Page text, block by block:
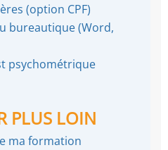
(option CPF)
bureautique (Word,
psychométrique
PLUS LOIN
ma formation